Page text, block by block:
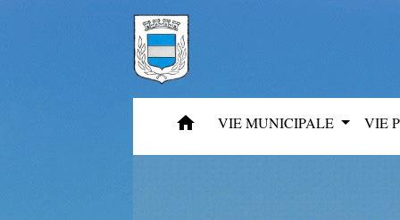
home VIE MUNICIPALE VIE